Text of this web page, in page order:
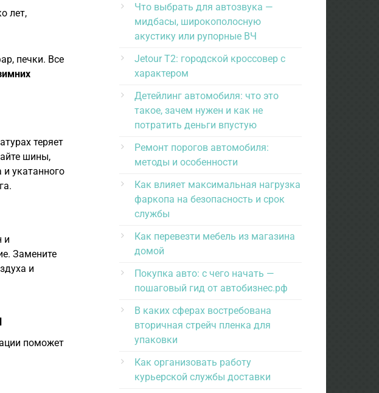
лет,
печки. Все
теряет
шины,
укатанного
и
Замените
и
поможет
Что выбрать для автозвука —
мидбасы, широкополосную
акустику или рупорные ВЧ
Jetour T2: городской кроссовер с
характером
Детейлинг автомобиля: что это
такое, зачем нужен и как не
потратить деньги впустую
Ремонт порогов автомобиля:
методы и особенности
Как влияет максимальная нагрузка
фаркопа на безопасность и срок
службы
Как перевезти мебель из магазина
домой
Покупка авто: с чего начать —
пошаговый гид от автобизнес.рф
В каких сферах востребована
вторичная стрейч пленка для
упаковки
Как организовать работу
курьерской службы доставки